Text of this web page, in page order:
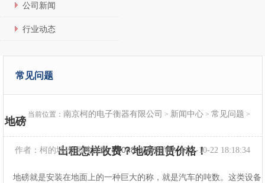
公司新闻
行业动态
常见问题
当前位置： 南京柯的电子衡器有限公司 > 新闻中心> 常见问题 >
地磅
出租怎样收费？地磅租赁价格！
作者：柯的地磅 阅读次数：1048发布时间：2021-10-22 18:18:34
地磅就是安装在地面上的一种巨大的称，就是汽车的吨数。这类设备